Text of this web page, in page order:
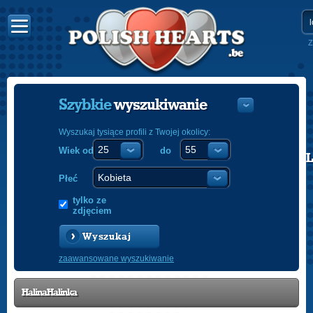
POLISH
Szybkiewyszukiwanie
Wyszukaj tysiące profili z Twojej okolicy:
Wiek od do
Płeć
tylko ze
zdjęciem
Wyszukaj
zaawansowane wyszukiwanie
HalinaHalinka